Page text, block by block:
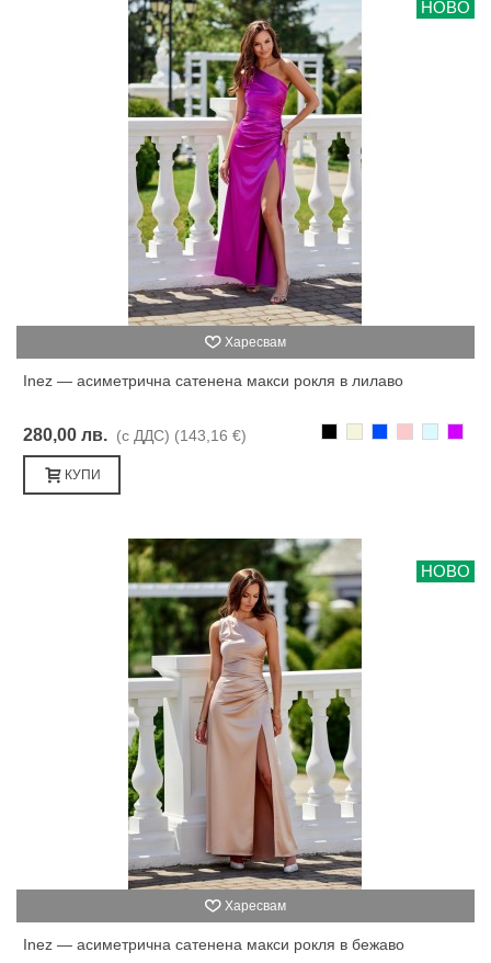
НОВО
Харесвам
Inez — асиметрична сатенена макси рокля в лилаво
280,00 лв. (с ДДС) (143,16 €)
КУПИ
НОВО
Харесвам
Inez — асиметрична сатенена макси рокля в бежаво